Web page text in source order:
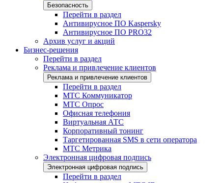
Безопасность
Перейти в раздел
Антивирусное ПО Kaspersky
Антивирусное ПО PRO32
Архив услуг и акций
Бизнес-решения
Перейти в раздел
Реклама и привлечение клиентов
Реклама и привлечение клиентов
Перейти в раздел
МТС Коммуникатор
МТС Опрос
Офисная телефония
Виртуальная АТС
Корпоративный тонинг
Таргетированная SMS в сети оператора
МТС Метрика
Электронная цифровая подпись
Электронная цифровая подпись
Перейти в раздел